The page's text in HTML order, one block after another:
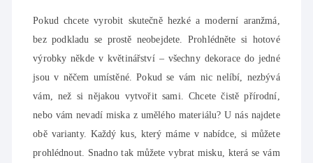
Pokud chcete vyrobit skutečně hezké a moderní aranžmá,
bez podkladu se prostě neobejdete. Prohlédněte si hotové
výrobky někde v květinářství – všechny dekorace do jedné
jsou v něčem umístěné. Pokud se vám nic nelíbí, nezbývá
vám, než si nějakou vytvořit sami. Chcete čistě přírodní,
nebo vám nevadí miska z umělého materiálu? U nás najdete
obě varianty. Každý kus, který máme v nabídce, si můžete
prohlédnout. Snadno tak můžete vybrat misku, která se vám